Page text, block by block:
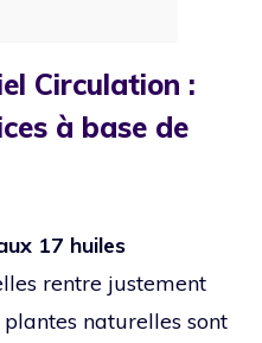
Circulation :
à base de
17 huiles
rentre justement
naturelles sont